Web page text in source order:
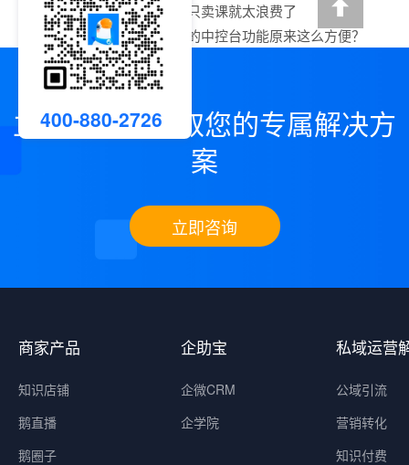
上一篇：小鹅通只卖课就太浪费了
下一篇：小鹅通的中控台功能原来这么方便？
立即咨询，领取您的专属解决方
案
立即咨询
商家产品
知识店铺
鹅直播
鹅圈子
企助宝
企微CRM
企学院
私域运营
公域引流
营销转化
知识付费
400-880-2726